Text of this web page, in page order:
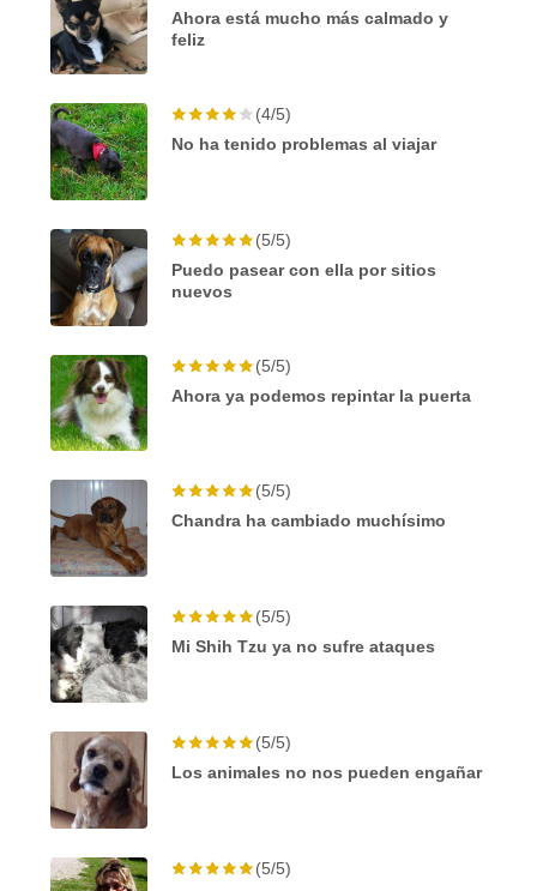
Ahora está mucho más calmado y
feliz
(4/5)
No ha tenido problemas al viajar
(5/5)
Puedo pasear con ella por sitios
nuevos
(5/5)
Ahora ya podemos repintar la puerta
(5/5)
Chandra ha cambiado muchísimo
(5/5)
Mi Shih Tzu ya no sufre ataques
(5/5)
Los animales no nos pueden engañar
(5/5)